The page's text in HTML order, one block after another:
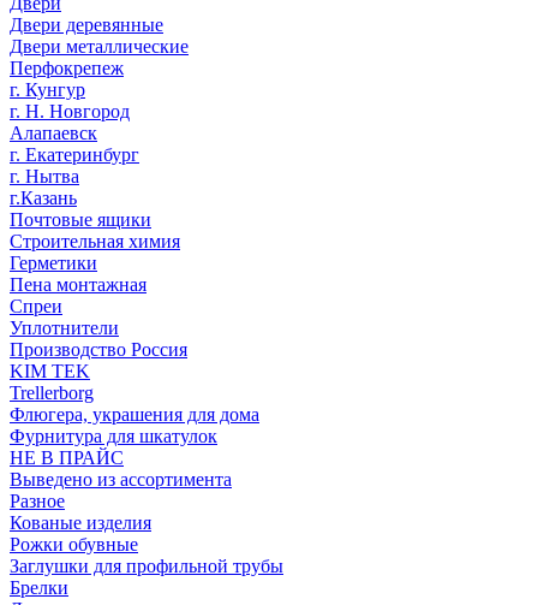
Двери деревянные
Двери металлические
Перфокрепеж
г. Кунгур
г. Н. Новгород
Алапаевск
г. Екатеринбург
г. Нытва
г.Казань
Почтовые ящики
Строительная химия
Герметики
Пена монтажная
Спреи
Уплотнители
Производство Россия
KIM TEK
Trellerborg
Флюгера, украшения для дома
Фурнитура для шкатулок
НЕ В ПРАЙС
Выведено из ассортимента
Разное
Кованые изделия
Рожки обувные
Заглушки для профильной трубы
Брелки